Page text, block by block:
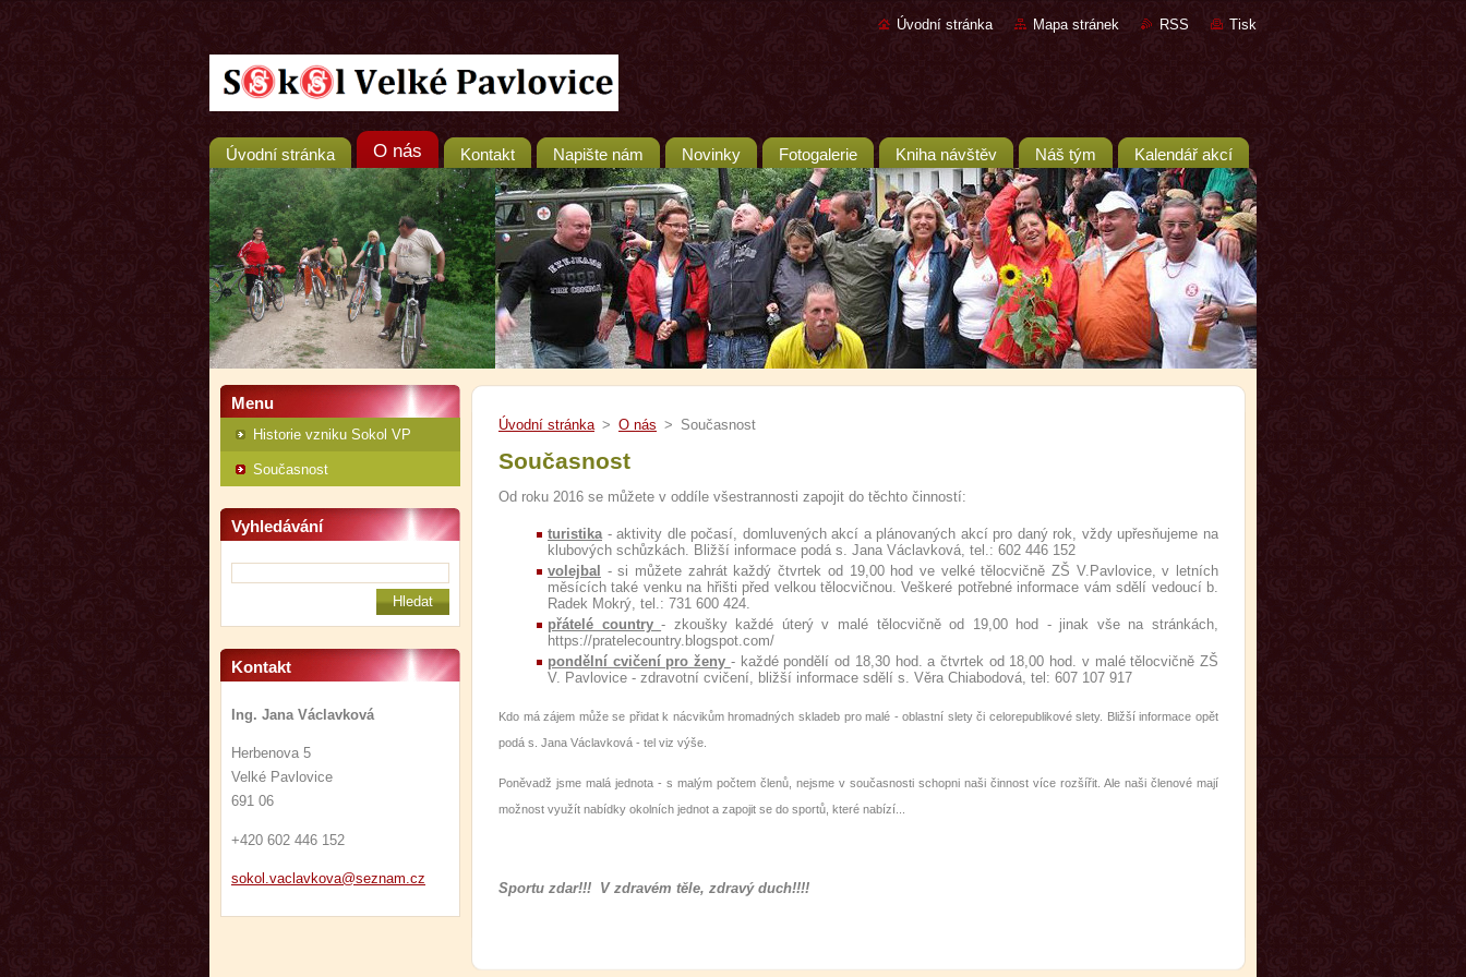
Úvodní stránka Mapa stránek RSS Tisk
Úvodní stránka O nás Kontakt Napište nám Novinky Fotogalerie Kniha návštěv Náš tým Kalendář akcí
Menu
Historie vzniku Sokol VP
Současnost
Vyhledávání
Kontakt
Ing. Jana Václavková
Herbenova 5
Velké Pavlovice
691 06
+420 602 446 152
sokol.vaclavkova@seznam. cz
Úvodní stránka > O nás > Současnost
Současnost
Od roku 2016 se můžete v oddíle všestrannosti zapojit do těchto činností:
turistika- aktivity dle počasí, domluvených akcí a plánovaných akcí pro daný rok, vždy upřesňujeme na
klubových schůzkách. Bližší informace podá s. Jana Václavková, tel.: 602 446 152
volejbal - si můžete zahrát každý čtvrtek od 19,00 hod ve velké tělocvičně ZŠ V.Pavlovice, v letních
měsících také venku na hřišti před velkou tělocvičnou. Veškeré potřebné informace vám sdělí vedoucí b.
Radek Mokrý, tel.: 731 600 424.
přátelé country- zkoušky každé úterý v malé tělocvičně od 19,00 hod - jinak vše na stránkách,
https://pratelecountry.blogspot.com/
pondělní cvičení pro ženy - každé pondělí od 18,30 hod. a čtvrtek od 18,00 hod. v malé tělocvičně ZŠ
V. Pavlovice - zdravotní cvičení, bližší informace sdělí s. Věra Chiabodová, tel: 607 107 917
Kdo má zájem může se přidat k nácvikům hromadných skladeb pro malé - oblastní slety či celorepublikové slety. Bližší informace opět
podá s. Jana Václavková - tel viz výše.
Poněvadž jsme malá jednota - s malým počtem členů, nejsme v současnosti schopni naši činnost více rozšířit. Ale naši členové mají
možnost využít nabídky okolních jednot a zapojit se do sportů, které nabízí...
Sportu zdar!!! V zdravém těle, zdravý duch!!!!